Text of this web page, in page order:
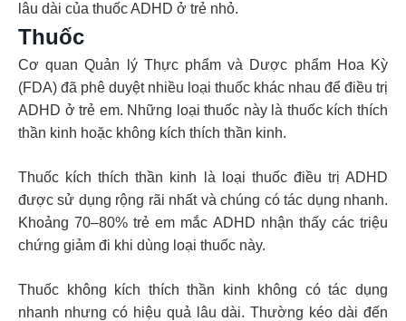
lâu dài của thuốc ADHD ở trẻ nhỏ.
Thuốc
Cơ quan Quản lý Thực phẩm và Dược phẩm Hoa Kỳ
(FDA) đã phê duyệt nhiều loại thuốc khác nhau để điều trị
ADHD ở trẻ em. Những loại thuốc này là thuốc kích thích
thần kinh hoặc không kích thích thần kinh.
Thuốc kích thích thần kinh là loại thuốc điều trị ADHD
được sử dụng rộng rãi nhất và chúng có tác dụng nhanh.
Khoảng 70–80% trẻ em mắc ADHD nhận thấy các triệu
chứng giảm đi khi dùng loại thuốc này.
Thuốc không kích thích thần kinh không có tác dụng
nhanh nhưng có hiệu quả lâu dài. Thường kéo dài đến